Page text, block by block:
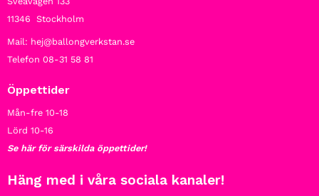
11346 Stockholm
Mail: hej@ballongverkstan.se
Telefon 08-31 58 81
Öppettider
Mån-fre 10-18
Lörd 10-16
Se här för särskilda öppettider!
Häng med i våra sociala kanaler!